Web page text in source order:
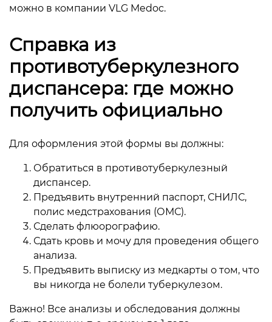
можно в компании VLG Medoc.
Справка из
противотуберкулезного
диспансера: где можно
получить официально
Для оформления этой формы вы должны:
Обратиться в противотуберкулезный
диспансер.
Предъявить внутренний паспорт, СНИЛС,
полис медстрахования (ОМС).
Сделать флюорографию.
Сдать кровь и мочу для проведения общего
анализа.
Предъявить выписку из медкарты о том, что
вы никогда не болели туберкулезом.
Важно! Все анализы и обследования должны